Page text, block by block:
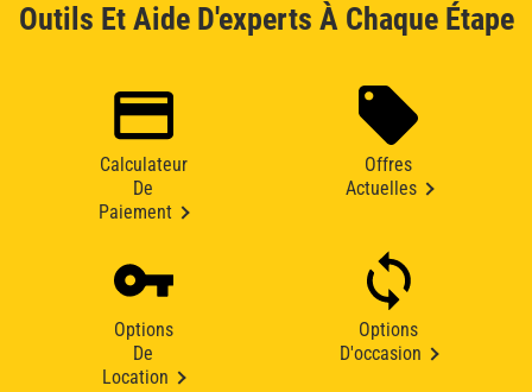
Outils Et Aide D'experts À Chaque Étape
Calculateur
De
Paiement
Offres
Actuelles
Options
De
Location
Options
D'occasion